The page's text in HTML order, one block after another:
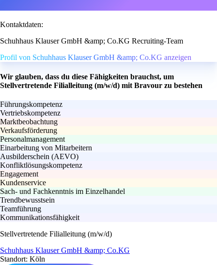
Kontaktdaten:
Schuhhaus Klauser GmbH &amp; Co.KG Recruiting-Team
Profil von Schuhhaus Klauser GmbH &amp; Co.KG anzeigen
Wir glauben, dass du diese Fähigkeiten brauchst, um
Stellvertretende Filialleitung (m/w/d) mit Bravour zu bestehen
Führungskompetenz
Vertriebskompetenz
Marktbeobachtung
Verkaufsförderung
Personalmanagement
Einarbeitung von Mitarbeitern
Ausbilderschein (AEVO)
Konfliktlösungskompetenz
Engagement
Kundenservice
Sach- und Fachkenntnis im Einzelhandel
Trendbewusstsein
Teamführung
Kommunikationsfähigkeit
Stellvertretende Filialleitung (m/w/d)
Schuhhaus Klauser GmbH &amp; Co.KG
Standort: Köln